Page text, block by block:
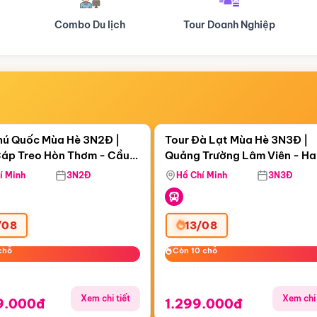
Tour Doanh Nghiệp Du lịch Hành Hương
00:19:24
Treo Hòn Thơm
Quốc Mùa Hè 3N2Đ |
Treo Hòn Thơm - Cầu
Viên Nước Aquatopia
Minh 3N2Đ
Xem chi tiết
Còn06 ngày 00:19:24
Tour Đà Lạt Mùa Hè 3N3Đ |
Quảng Trường Lâm Viên -
Hill - Puppy Farm
Hồ Chí Minh 3N3Đ
13/08
Còn 10 chỗ
Còn 10 chỗ
1.299.000đ Xem